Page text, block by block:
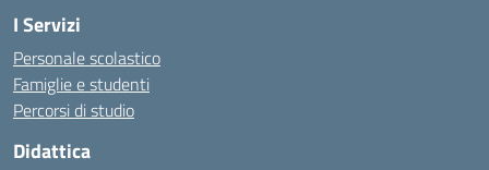
I Servizi
Personale scolastico
Famiglie e studenti
Percorsi di studio
Didattica